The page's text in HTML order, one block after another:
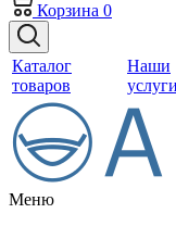
Корзина 0
Каталог
товаров
Наши
услуги
Меню